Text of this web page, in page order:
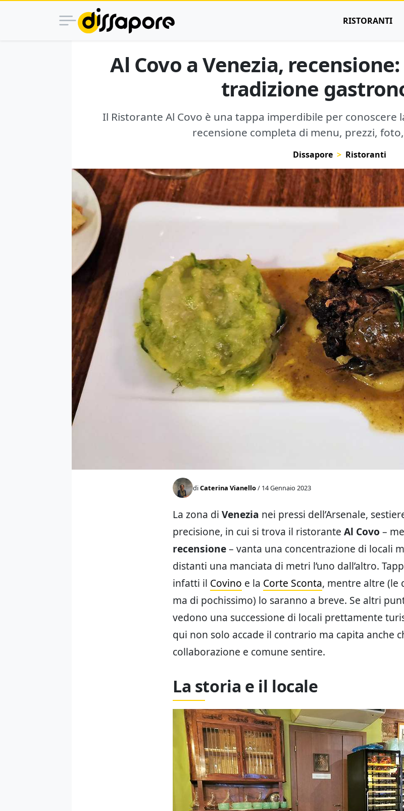
RISTORANTI
Al Covo a Venezia,
tradizione
Il Ristorante Al Covo è una tappa imperdibile per conoscere
recensione completa di menu, prezzi,
Dissapore Ristoranti
diCaterina Vianello/ 14 Gennaio 2023
La zona di Venezia nei pressi dell’Arsenale,
precisione, in cui si trova il ristorante Al Covo –
recensione– vanta una concentrazione di locali
distanti una manciata di metri l’uno dall’altro.
infatti il Covino e la Corte Sconta, mentre altre (le
ma di pochissimo) lo saranno a breve. Se altri
vedono una successione di locali prettamente
qui non solo accade il contrario ma capita anche
collaborazione e comune sentire.
La storia e il locale